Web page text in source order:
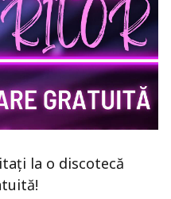
la o discotecă